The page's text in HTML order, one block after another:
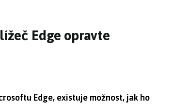
Edge opravte
Edge, existuje možnost, jak ho